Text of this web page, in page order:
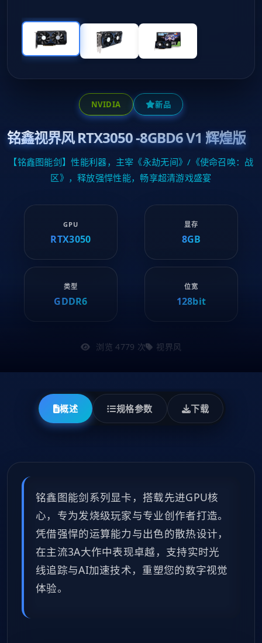
NVIDIA 新品
铭鑫视界风 RTX3050 -8GBD6 V1 辉煌版
【铭鑫图能剑】性能利器，主宰《永劫无间》/《使命召唤：战
区》，释放强悍性能，畅享超清游戏盛宴
GPU
RTX3050
显存
8GB
类型
GDDR6
位宽
128bit
浏览 4779 次 视界风
概述 规格参数 下载
铭鑫图能剑系列显卡，搭载先进GPU核
心，专为发烧级玩家与专业创作者打造。
凭借强悍的运算能力与出色的散热设计，
在主流3A大作中表现卓越，支持实时光
线追踪与AI加速技术，重塑您的数字视觉
体验。